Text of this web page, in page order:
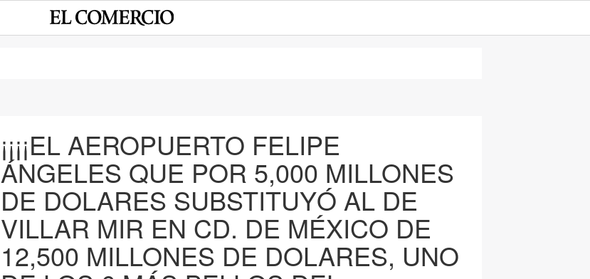
¡¡¡¡EL AEROPUERTO FELIPE
ÁNGELES QUE POR 5,000 MILLONES
DE DOLARES SUBSTITUYÓ AL DE
VILLAR MIR EN CD. DE MÉXICO DE
12,500 MILLONES DE DOLARES, UNO